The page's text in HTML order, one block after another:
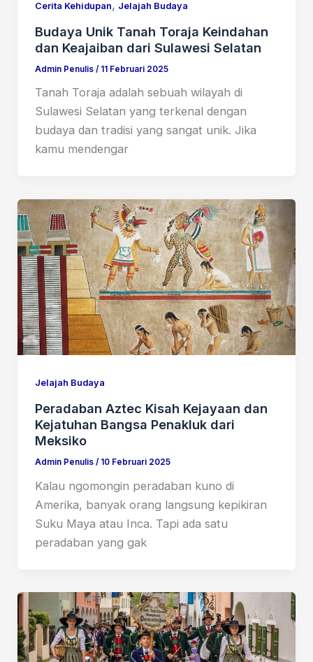
Cerita Kehidupan, Jelajah Budaya
Budaya Unik Tanah Toraja Keindahan
dan Keajaiban dari Sulawesi Selatan
Admin Penulis / 11 Februari 2025
Tanah Toraja adalah sebuah wilayah di
Sulawesi Selatan yang terkenal dengan
budaya dan tradisi yang sangat unik. Jika
kamu mendengar
Jelajah Budaya
Peradaban Aztec Kisah Kejayaan dan
Kejatuhan Bangsa Penakluk dari
Meksiko
Admin Penulis / 10 Februari 2025
Kalau ngomongin peradaban kuno di
Amerika, banyak orang langsung kepikiran
Suku Maya atau Inca. Tapi ada satu
peradaban yang gak